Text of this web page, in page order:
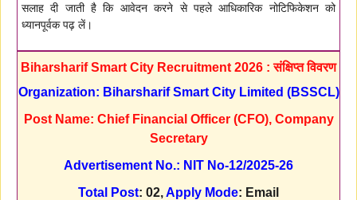
सलाह दी जाती है कि आवेदन करने से पहले आधिकारिक नोटिफिकेशन को
ध्यानपूर्वक पढ़ लें।
Biharsharif Smart City Recruitment 2026 : संक्षिप्त विवरण
Organization: Biharsharif Smart City Limited (BSSCL)
Post Name: Chief Financial Officer (CFO), Company
Secretary
Advertisement No.: NIT No-12/2025-26
Total Post: 02,Apply Mode: Email